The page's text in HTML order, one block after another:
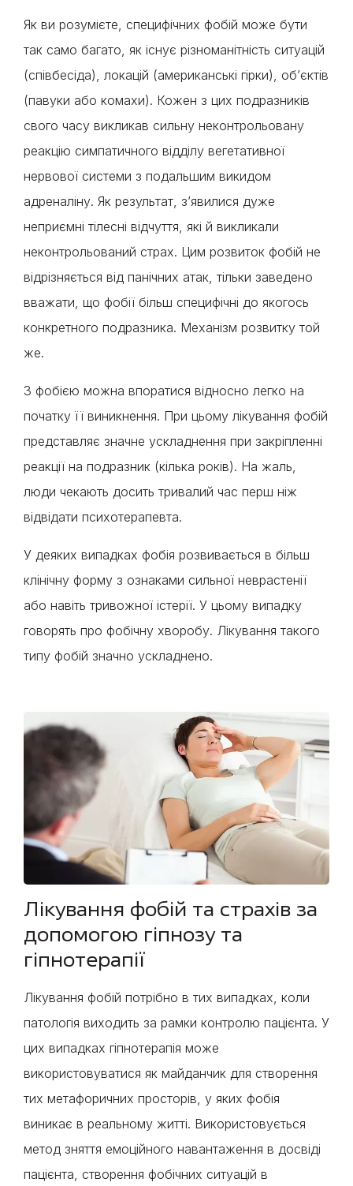
Як ви розумієте, специфічних фобій може бути
так само багато, як існує різноманітність ситуацій
(співбесіда), локацій (американські гірки), об’єктів
(павуки або комахи). Кожен з цих подразників
свого часу викликав сильну неконтрольовану
реакцію симпатичного відділу вегетативної
нервової системи з подальшим викидом
адреналіну. Як результат, з’явилися дуже
неприємні тілесні відчуття, які й викликали
неконтрольований страх. Цим розвиток фобій не
відрізняється від панічних атак, тільки заведено
вважати, що фобії більш специфічні до якогось
конкретного подразника. Механізм розвитку той
же.
З фобією можна впоратися відносно легко на
початку її виникнення. При цьому лікування фобій
представляє значне ускладнення при закріпленні
реакції на подразник (кілька років). На жаль,
люди чекають досить тривалий час перш ніж
відвідати психотерапевта.
У деяких випадках фобія розвивається в більш
клінічну форму з ознаками сильної неврастенії
або навіть тривожної істерії. У цьому випадку
говорять про фобічну хворобу. Лікування такого
типу фобій значно ускладнено.
Лікування фобій та страхів за
допомогою гіпнозу та
гіпнотерапії
Лікування фобій потрібно в тих випадках, коли
патологія виходить за рамки контролю пацієнта. У
цих випадках гіпнотерапія може
використовуватися як майданчик для створення
тих метафоричних просторів, у яких фобія
виникає в реальному житті. Використовується
метод зняття емоційного навантаження в досвіді
пацієнта, створення фобічних ситуацій в